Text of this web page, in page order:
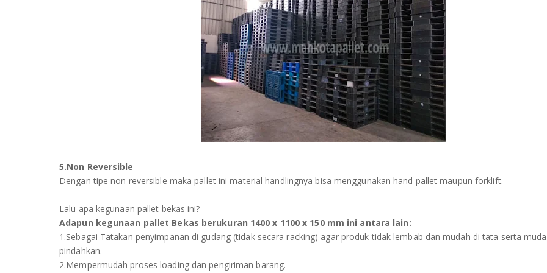
5.Non Reversible
Dengan tipe non reversible maka pallet ini material handlingnya bisa menggunakan hand pallet maupun forklift.
Lalu apa kegunaan pallet bekas ini?
Adapun kegunaan pallet Bekas berukuran 1400 x 1100 x 150 mm ini antara lain:
1.Sebagai Tatakan penyimpanan di gudang (tidak secara racking) agar produk tidak lembab dan mudah di tata serta
pindahkan.
2.Mempermudah proses loading dan pengiriman barang.